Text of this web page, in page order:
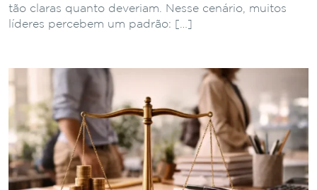
tão claras quanto deveriam. Nesse cenário, muitos
líderes percebem um padrão: […]